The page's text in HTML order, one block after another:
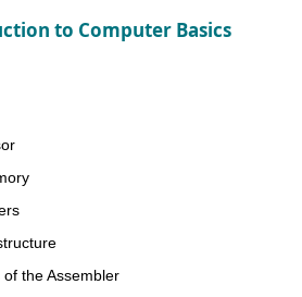
to Computer Basics
the Assembler